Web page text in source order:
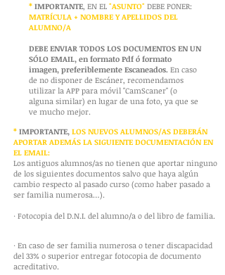
* IMPORTANTE, EN EL "ASUNTO" DEBE PONER:
MATRÍCULA + NOMBRE Y APELLIDOS DEL
ALUMNO/A
DEBE ENVIAR TODOS LOS DOCUMENTOS EN UN
SÓLO EMAIL, en formato Pdf ó formato
imagen, preferiblemente Escaneados. En caso
de no disponer de Escáner, recomendamos
utilizar la APP para móvil "CamScaner" (o
alguna similar) en lugar de una foto, ya que se
ve mucho mejor.
* IMPORTANTE, LOS NUEVOS ALUMNOS/AS DEBERÁN
APORTAR ADEMÁS LA SIGUIENTE DOCUMENTACIÓN EN
EL EMAIL:
Los antiguos alumnos/as no tienen que aportar ninguno
de los siguientes documentos salvo que haya algún
cambio respecto al pasado curso (como haber pasado a
ser familia numerosa…).
· Fotocopia del D.N.I. del alumno/a o del libro de familia.
· En caso de ser familia numerosa o tener discapacidad
del 33% o superior entregar fotocopia de documento
acreditativo.